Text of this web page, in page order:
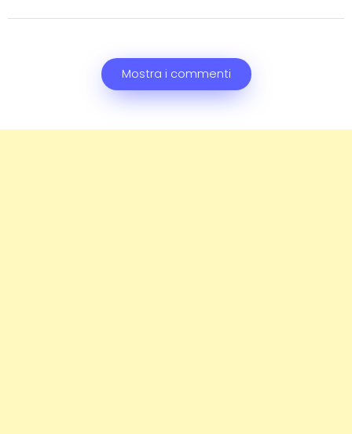
Mostra i commenti